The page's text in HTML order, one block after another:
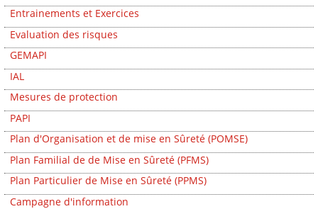
Entrainements et Exercices
Evaluation des risques
GEMAPI
IAL
Mesures de protection
PAPI
Plan d'Organisation et de mise en Sûreté (POMSE)
Plan Familial de de Mise en Sûreté (PFMS)
Plan Particulier de Mise en Sûreté (PPMS)
Campagne d'information